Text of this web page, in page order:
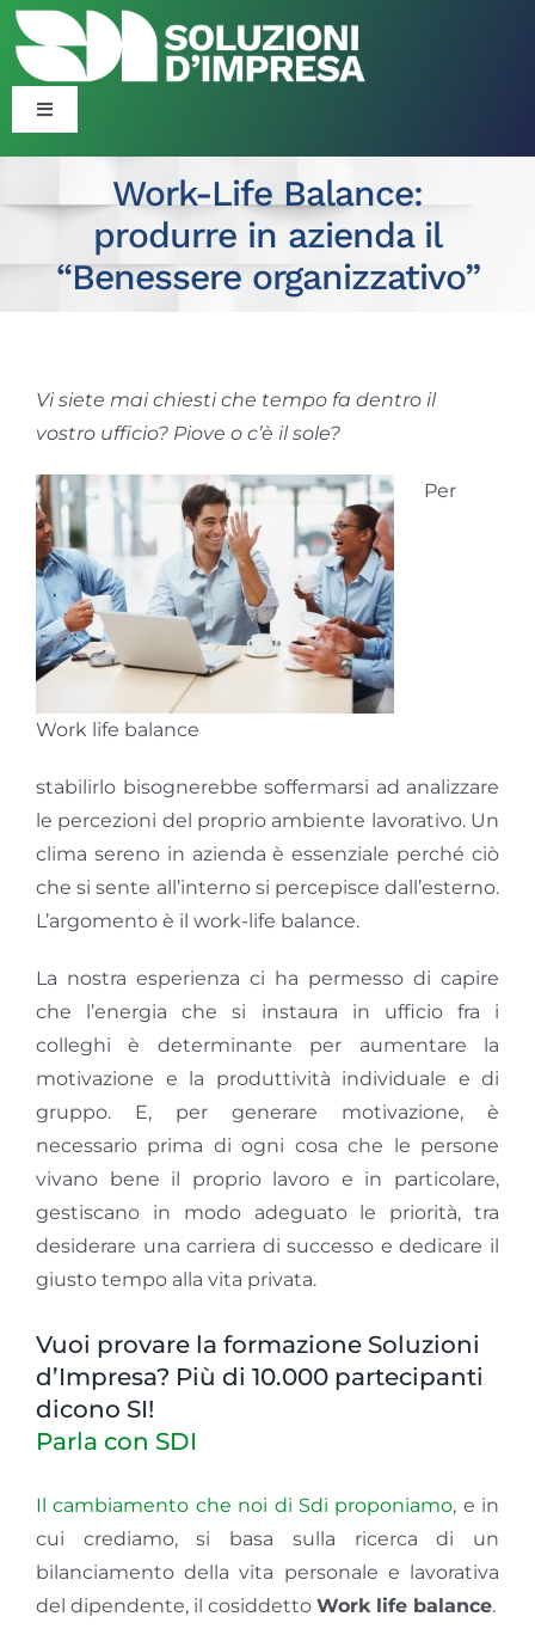
Salta
contenuto
Toggle
Consulenza Organizzativa ​​
Politiche Attive
GOL
Contatti
Società Trasparente
Work-Life Balance:
produrre in azienda il
“Benessere organizzativo”
Vi siete mai chiesti che tempo fa dentro il
vostro ufficio? Piove o c’è il sole?
Work life balance
Per
stabilirlo bisognerebbe soffermarsi ad analizzare
le percezioni del proprio ambiente lavorativo. Un
clima sereno in azienda è essenziale perché ciò
che si sente all’interno si percepisce dall’esterno.
L’argomento è il work-life balance.
La nostra esperienza ci ha permesso di capire
che l’energia che si instaura in ufficio fra i
colleghi è determinante per aumentare la
motivazione e la produttività individuale e di
gruppo. E, per generare motivazione, è
necessario prima di ogni cosa che le persone
vivano bene il proprio lavoro e in particolare,
gestiscano in modo adeguato le priorità, tra
desiderare una carriera di successo e dedicare il
giusto tempo alla vita privata.
Vuoi provare la formazione Soluzioni
d’Impresa? Più di 10.000 partecipanti
dicono SI!
Parla con SDI
Il cambiamento che noi di Sdi proponiamo, e in
cui crediamo, si basa sulla ricerca di un
bilanciamento della vita personale e lavorativa
del dipendente, il cosiddetto Work life balance.